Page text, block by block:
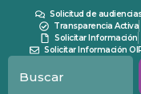
contenidoSolicitud de
Transparencia Activa
Solicitar Información
Solicitar Información